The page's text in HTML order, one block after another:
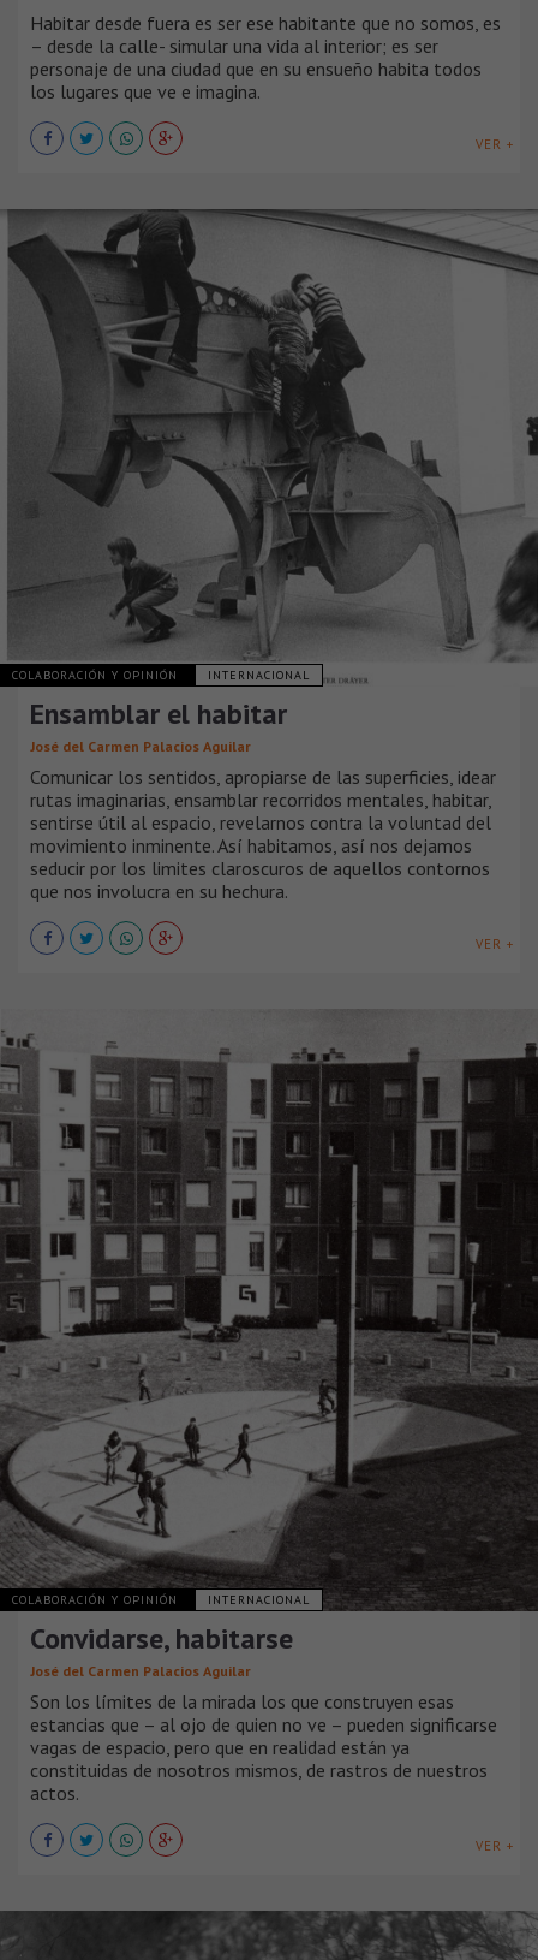
Habitar desde fuera es ser ese habitante que no somos, es
– desde la calle- simular una vida al interior; es ser
personaje de una ciudad que en su ensueño habita todos
los lugares que ve e imagina.
VER +
COLABORACIÓN Y OPINIÓN INTERNACIONAL
Ensamblar el habitar
José del Carmen Palacios Aguilar
Comunicar los sentidos, apropiarse de las superficies, idear
rutas imaginarias, ensamblar recorridos mentales, habitar,
sentirse útil al espacio, revelarnos contra la voluntad del
movimiento inminente. Así habitamos, así nos dejamos
seducir por los limites claroscuros de aquellos contornos
que nos involucra en su hechura.
VER +
COLABORACIÓN Y OPINIÓN INTERNACIONAL
Convidarse, habitarse
José del Carmen Palacios Aguilar
Son los límites de la mirada los que construyen esas
estancias que – al ojo de quien no ve – pueden significarse
vagas de espacio, pero que en realidad están ya
constituidas de nosotros mismos, de rastros de nuestros
actos.
VER +